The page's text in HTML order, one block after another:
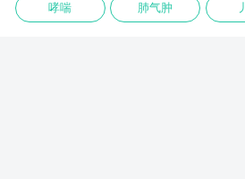
哮喘 肺气肿